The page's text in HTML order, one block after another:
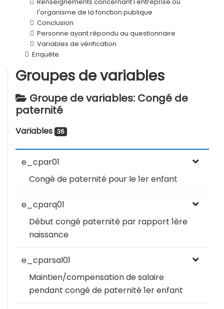
l'organisme de la fonction publique
Conclusion
Personne ayant répondu au questionnaire
Variables de vérification
Enquête
Groupes de variables
Groupe de variables: Congé de
paternité
Variables 36
e_cpar01
Congé de paternité pour le 1er enfant
e_cparq01
Début congé paternité par rapport 1ère
naissance
e_cparsal01
Maintien/compensation de salaire
pendant congé de paternité 1er enfant